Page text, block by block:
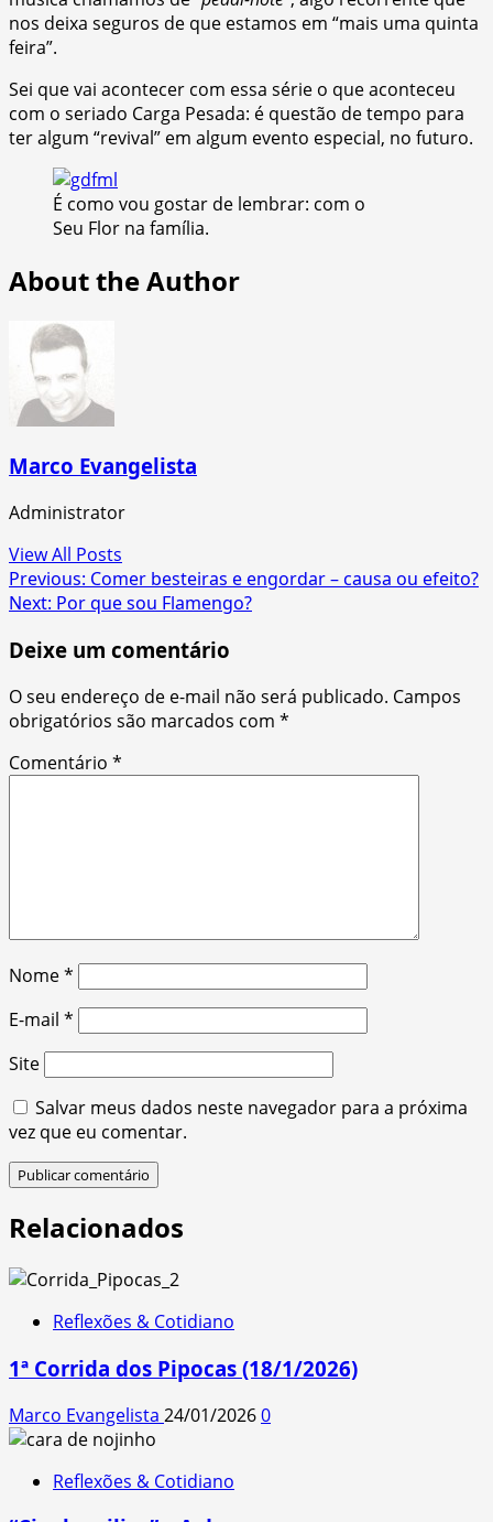
nos deixa seguros de que estamos em “mais uma quinta
feira”.
Sei que vai acontecer com essa série o que aconteceu
com o seriado Carga Pesada: é questão de tempo para
ter algum “revival” em algum evento especial, no futuro.
É como vou gostar de lembrar: com o
Seu Flor na família.
About the Author
Marco Evangelista
Administrator
View All Posts
Post
navigation
Previous: Comer besteiras e engordar – causa ou efeito?
Next: Por que sou Flamengo?
Deixe um comentário
O seu endereço de e-mail não será publicado. Campos
obrigatórios são marcados com *
Comentário *
Nome*
E-mail *
Site
Salvar meus dados neste navegador para a próxima
vez que eu comentar.
Relacionados
Reflexões & Cotidiano
1ª Corrida dos Pipocas (18/1/2026)
Marco Evangelista 24/01/20260
Reflexões & Cotidiano